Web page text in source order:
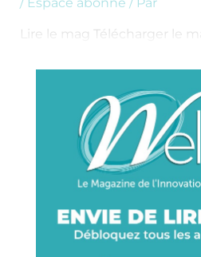
Lire le mag Télécharger le